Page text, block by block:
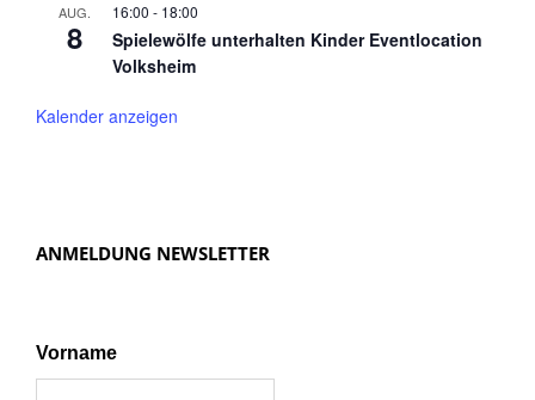
AUG.
8
16:00 - 18:00
Spielewölfe unterhalten Kinder Eventlocation
Volksheim
Kalender anzeigen
ANMELDUNG NEWSLETTER
Vorname